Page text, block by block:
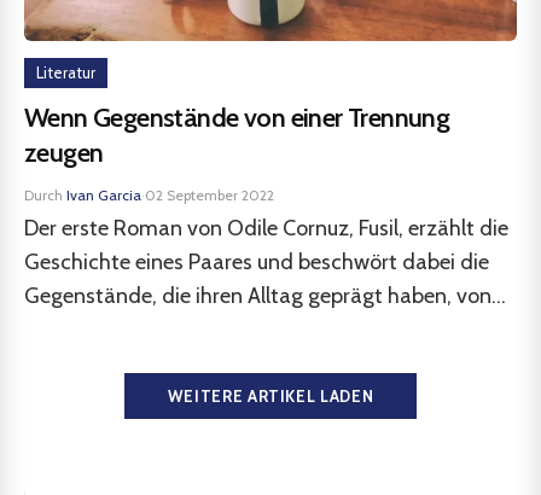
Literatur
Wenn Gegenstände von einer Trennung
zeugen
Durch Ivan Garcia·02 September 2022
Der erste Roman von Odile Cornuz, Fusil, erzählt die
Geschichte eines Paares und beschwört dabei die
Gegenstände, die ihren Alltag geprägt haben, von...
WEITERE ARTIKEL LADEN